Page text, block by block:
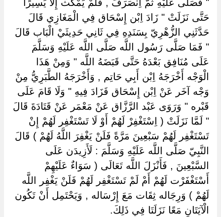
" فَصَلَّى عَلَيْهِ ثُمَّ اِنْصَرَفَ , فَلَمْ يَمْكُث إِلَّا يَسِيرًا
حَتَّى نَزَلَتْ " زَادَ اِبْن إِسْحَاق فِي الْمَغَازِي قَالَ
حَدَّثَنِي الزُّهْرِيّ بِسَنَدِهِ فِي ثَانِي حَدِيثَيْ الْبَاب قَالَ
" فَمَا صَلَّى رَسُول اللَّه صَلَّى اللَّه عَلَيْهِ وَسَلَّمَ
عَلَى مُنَافِق بَعْدَهُ حَتَّى قَبَضَهُ اللَّه " وَمِنْ هَذَا
الْوَجْه أَخْرَجَهُ اِبْن أَبِي حَاتِم , وَأَخْرَجَهُ الطَّبَرِيُّ مِنْ
وَجْه آخَر عَنْ اِبْن إِسْحَاق فَزَادَ فِيهِ " وَلَا قَامَ عَلَى
قَبْره " وَرَوَى عَبْد الرَّزَّاق عَنْ مَعْمَر عَنْ قَتَادَةَ قَالَ
" لَمَّا نَزَلَتْ ( اِسْتَغْفِرْ لَهُمْ أَوْ لَا تَسْتَغْفِر لَهُمْ إِنْ
تَسْتَغْفِر لَهُمْ سَبْعِينَ مَرَّةً فَلَنْ يَغْفِرَ اللَّهُ لَهُمْ ) قَالَ
النَّبِيّ صَلَّى اللَّه عَلَيْهِ وَسَلَّمَ : لَأَزِيدَن عَلَى
السَّبْعِينَ , فَأَنْزَلَ اللَّه تَعَالَى ( سَوَاءٌ عَلَيْهِمْ
أَسْتَغْفَرْت لَهُمْ أَمْ لَمْ تَسْتَغْفِر لَهُمْ فَلَنْ يَغْفِر اللَّه
لَهُمْ ) وَرِجَاله ثِقَات مَعَ إِرْسَاله , وَيَحْتَمِل أَنْ تَكُون
الْآيَتَانِ مَعًا نَزَلَتَا فِي ذَلِكَ.